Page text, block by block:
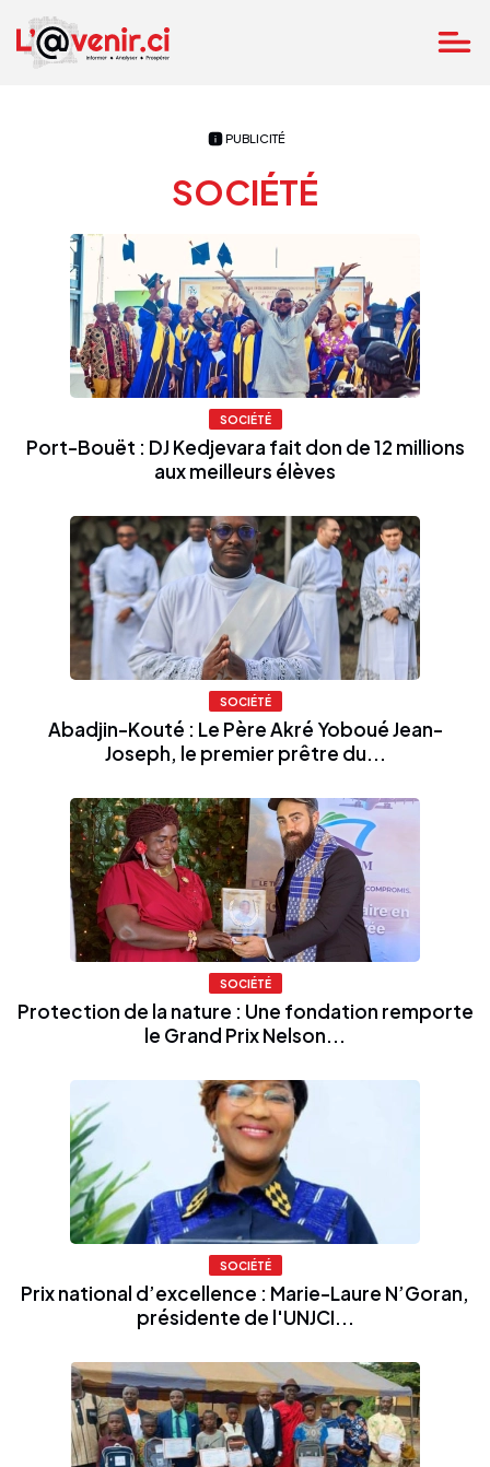
PUBLICITÉ
SOCIÉTÉ
SOCIÉTÉ
Port-Bouët : DJ Kedjevara fait don de 12 millions
aux meilleurs élèves
SOCIÉTÉ
Abadjin-Kouté : Le Père Akré Yoboué Jean-
Joseph, le premier prêtre du...
SOCIÉTÉ
Protection de la nature : Une fondation remporte
le Grand Prix Nelson...
SOCIÉTÉ
Prix national d’excellence : Marie-Laure N’Goran,
présidente de l'UNJCI...